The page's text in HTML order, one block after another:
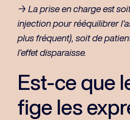
→ La prise en charge est
injection pour rééquilibrer
plus fréquent), soit de
l’effet disparaisse.
Est-ce que
fige les